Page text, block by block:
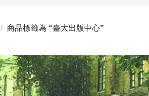
/ 商品標籤為 “臺大出版中心”